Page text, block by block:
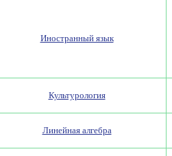
Иностранный язык
Культурология
Линейная алгебра